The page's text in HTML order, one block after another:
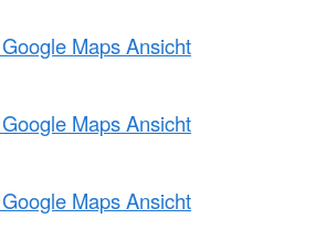
Maps Ansicht
Maps Ansicht
Maps Ansicht